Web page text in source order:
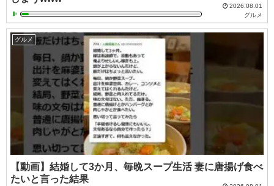
2026.08.01
グルメ
グルメ
【動画】結婚して3か月、毎晩スープ生活 妻に唐揚げ食べ
たいと言った結果